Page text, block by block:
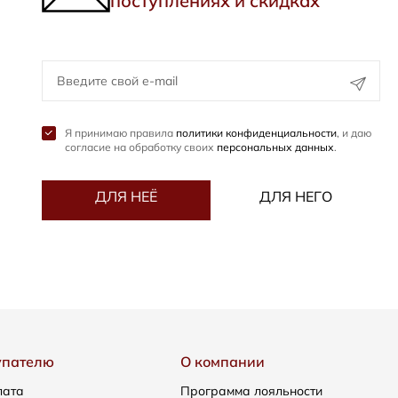
Я принимаю правила политики конфиденциальности, и даю
согласие на обработку своих персональных данных.
ДЛЯ НЕЁ ДЛЯ НЕГО
О компании
Программа лояльности